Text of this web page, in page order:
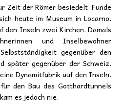
Zeit der Römer besiedelt. Funde
heute im Museum in Locarno.
Inseln zwei Kirchen. Damals
und Inselbewohner
gegenüber den
später gegenüber der Schweiz.
Dynamitfabrik auf den Inseln.
den Bau des Gotthardtunnels
es jedoch nie.